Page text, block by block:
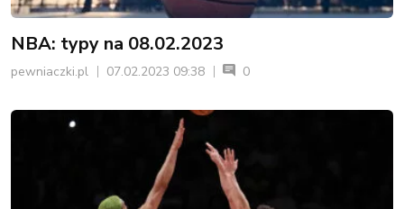
NBA: typy na 08.02.2023
pewniaczki.pl 07.02.2023 09:38 0